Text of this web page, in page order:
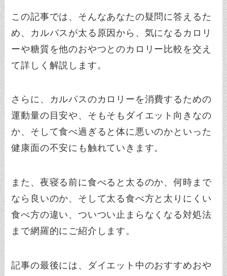
この記事では、そんなあなたの疑問に答えるた
め、カルパスが太る原因から、気になるカロリ
ーや糖質を他のおやつとのカロリー比較を交え
て詳しく解説します。
さらに、カルパスのカロリーを消費するための
運動量の目安や、そもそもダイエット向きなの
か、そして食べ過ぎると体に悪いのかといった
健康面の不安にも触れていきます。
また、夜寝る前に食べると太るのか、何時まで
なら良いのか、そして太る食べ方と太りにくい
食べ方の違い、ついつい止まらなくなる対処法
まで網羅的にご紹介します。
記事の最後には、ダイエット中のおすすめおや